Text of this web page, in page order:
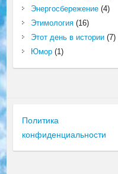
Энергосбережение(4)
Этимология(16)
Этот день в истории(7)
Юмор(1)
Политика
конфиденциальности